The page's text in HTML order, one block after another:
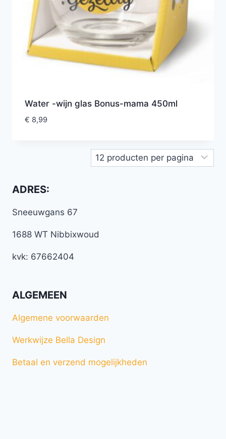
Water -wijn glas Bonus-mama 450ml
€ 8,99
ADRES:
Sneeuwgans 67
1688 WT Nibbixwoud
kvk: 67662404
ALGEMEEN
Algemene voorwaarden
Werkwijze Bella Design
Betaal en verzend mogelijkheden